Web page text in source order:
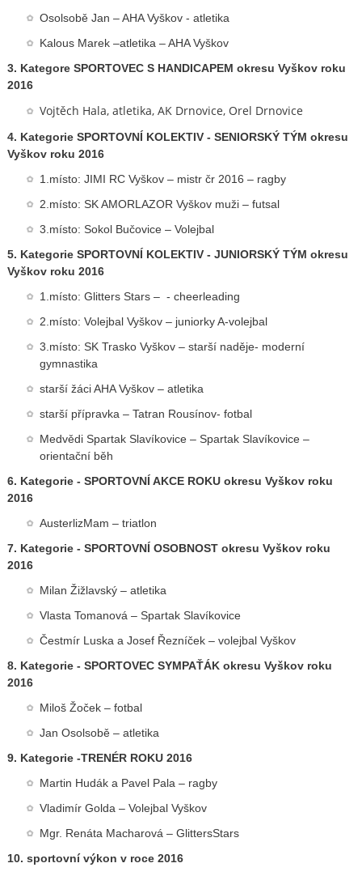
​Osolsobě Jan – AHA Vyškov - atletika
Kalous Marek –atletika – AHA Vyškov
3. Kategore SPORTOVEC S HANDICAPEM okresu Vyškov roku
2016
Vojtěch Hala, atletika, AK Drnovice, Orel Drnovice
4. Kategorie SPORTOVNÍ KOLEKTIV - SENIORSKÝ TÝM okresu
Vyškov roku 2016
1.místo: JIMI RC Vyškov – mistr čr 2016 – ragby
2.místo: SK AMORLAZOR Vyškov muži – futsal
3.místo: Sokol Bučovice – Volejbal
5. Kategorie SPORTOVNÍ KOLEKTIV - JUNIORSKÝ TÝM okresu
Vyškov roku 2016
1.místo: Glitters Stars – - cheerleading
2.místo: Volejbal Vyškov – juniorky A-volejbal
3.místo: SK Trasko Vyškov – starší naděje- moderní
gymnastika
starší žáci AHA Vyškov – atletika
starší přípravka – Tatran Rousínov- fotbal
Medvědi Spartak Slavíkovice – Spartak Slavíkovice –
orientační běh
6. Kategorie - SPORTOVNÍ AKCE ROKU okresu Vyškov roku
2016
AusterlizMam – triatlon
7. Kategorie - SPORTOVNÍ OSOBNOST okresu Vyškov roku
2016
Milan Žižlavský – atletika
Vlasta Tomanová – Spartak Slavíkovice
Čestmír Luska a Josef Řezníček – volejbal Vyškov
8. Kategorie - SPORTOVEC SYMPAŤÁK okresu Vyškov roku
2016
Miloš Žoček – fotbal
Jan Osolsobě – atletika
9. Kategorie -TRENÉR ROKU 2016
Martin Hudák a Pavel Pala – ragby
Vladimír Golda – Volejbal Vyškov
Mgr. Renáta Macharová – GlittersStars
10. sportovní výkon v roce 2016